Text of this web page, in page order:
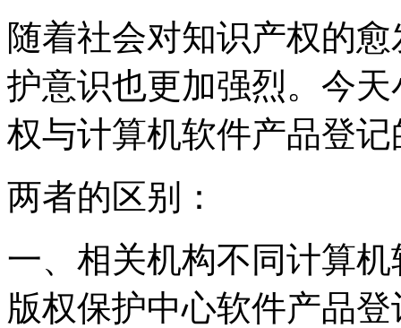
随着社会对知识产权的
护意识也更加强烈。今
权与计算机软件产品登
两者的区别：
一、相关机构不同计算
版权保护中心软件产品